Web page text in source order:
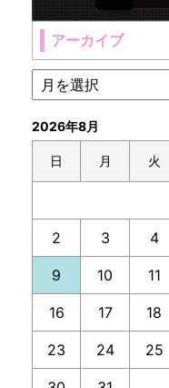
アーカイブ
2026年8月
日 月 火
2 3 4
9 10 11
16 17 18
23 24 25